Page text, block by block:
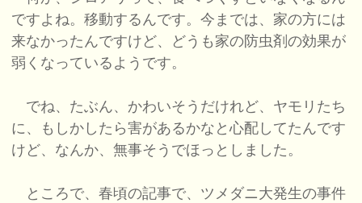
ですよね。移動するんです。今までは、家の方には
来なかったんですけど、どうも家の防虫剤の効果が
弱くなっているようです。
でね、たぶん、かわいそうだけれど、ヤモリたち
に、もしかしたら害があるかなと心配してたんです
けど、なんか、無事そうでほっとしました。
ところで、春頃の記事で、ツメダニ大発生の事件